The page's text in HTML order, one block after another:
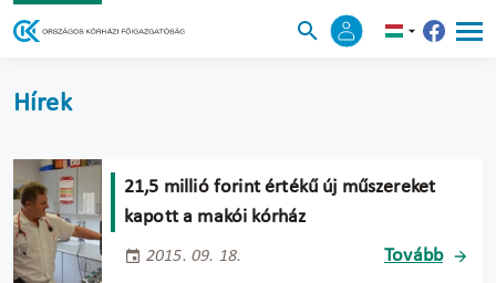
Hírek
21,5 millió forint értékű új műszereket
kapott a makói kórház
2015. 09. 18. Tovább